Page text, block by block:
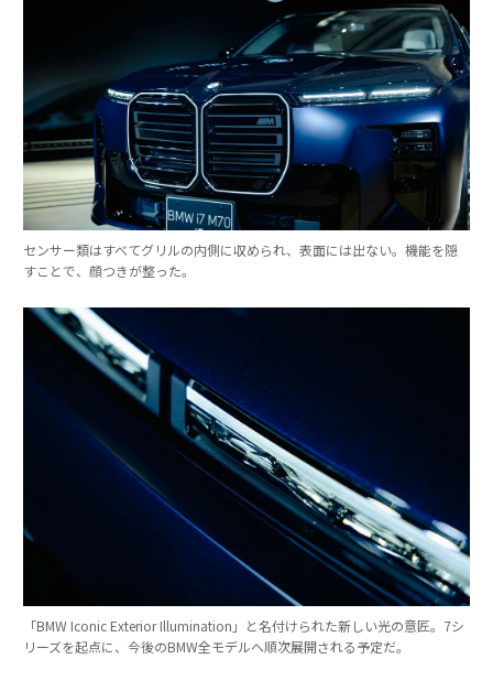
センサー類はすべてグリルの内側に収められ、表面には出ない。機能を隠
すことで、顔つきが整った。
「BMW Iconic Exterior Illumination」と名付けられた新しい光の意匠。7シ
リーズを起点に、今後のBMW全モデルへ順次展開される予定だ。